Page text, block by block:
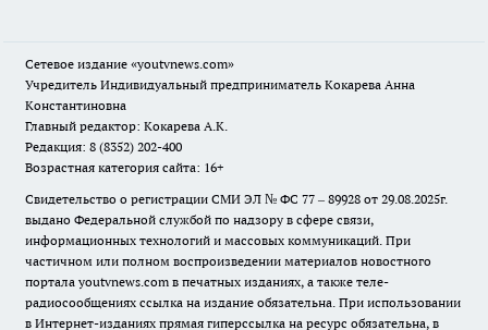
Сетевое издание «youtvnews.com»
Учредитель Индивидуальный предприниматель Кокарева Анна
Константиновна
Главный редактор: Кокарева А.К.
Редакция: 8 (8352) 202-400
Возрастная категория сайта: 16+
Свидетельство о регистрации СМИ ЭЛ № ФС 77 – 89928 от 29.08.2025г.
выдано Федеральной службой по надзору в сфере связи,
информационных технологий и массовых коммуникаций. При
частичном или полном воспроизведении материалов новостного
портала youtvnews.com в печатных изданиях, а также теле-
радиосообщениях ссылка на издание обязательна. При использовании
в Интернет-изданиях прямая гиперссылка на ресурс обязательна, в